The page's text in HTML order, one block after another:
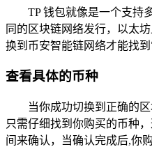
TP 钱包就像是一个支持
同的区块链网络发行，以太
换到币安智能链网络才能找
查看具体的币种
当你成功切换到正确的
只需仔细找到你购买的币种
间来确认，当确认完成后,你